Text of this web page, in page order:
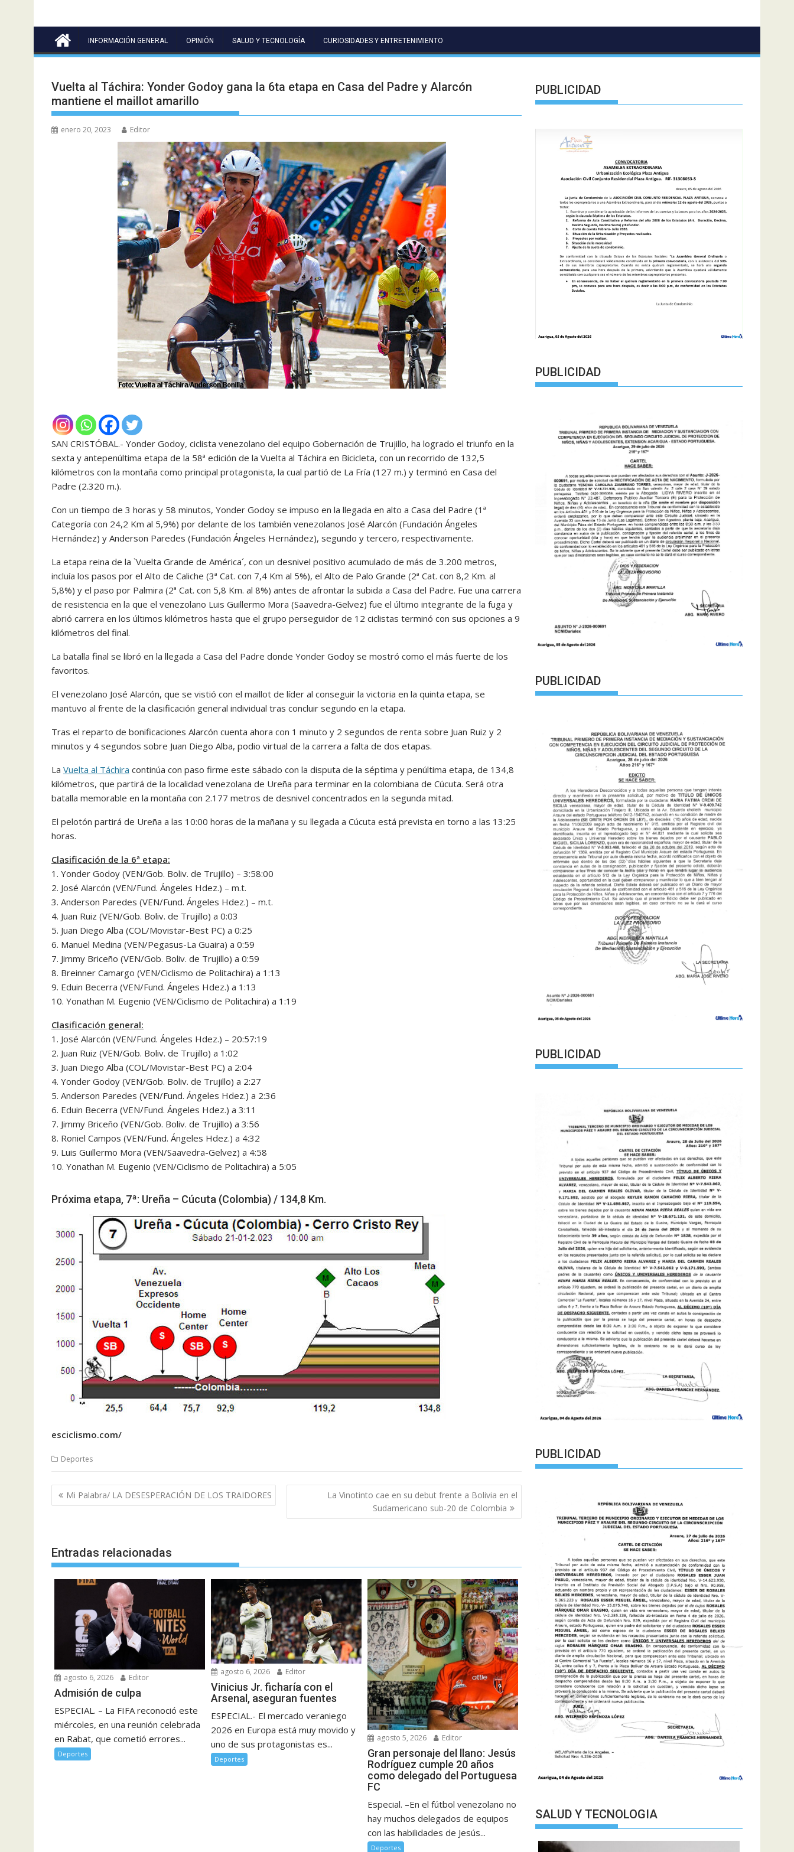
INFORMACIÓN GENERAL OPINIÓN SALUD Y TECNOLOGÍA CURIOSIDADES Y ENTRETENIMIENTO
Vuelta al Táchira: Yonder Godoy gana la 6ta etapa en Casa del Padre y Alarcón
mantiene el maillot amarillo
enero 20, 2023 Editor
SAN CRISTÓBAL.- Yonder Godoy, ciclista venezolano del equipo Gobernación de Trujillo, ha logrado el triunfo en la
sexta y antepenúltima etapa de la 58ª edición de la Vuelta al Táchira en Bicicleta, con un recorrido de 132,5
kilómetros con la montaña como principal protagonista, la cual partió de La Fría (127 m.) y terminó en Casa del
Padre (2.320 m.).
Con un tiempo de 3 horas y 58 minutos, Yonder Godoy se impuso en la llegada en alto a Casa del Padre (1ª
Categoría con 24,2 Km al 5,9%) por delante de los también venezolanos José Alarcón (Fundación Ángeles
Hernández) y Anderson Paredes (Fundación Ángeles Hernández), segundo y tercero, respectivamente.
La etapa reina de la `Vuelta Grande de América´, con un desnivel positivo acumulado de más de 3.200 metros,
incluía los pasos por el Alto de Caliche (3ª Cat. con 7,4 Km al 5%), el Alto de Palo Grande (2ª Cat. con 8,2 Km. al
5,8%) y el paso por Palmira (2ª Cat. con 5,8 Km. al 8%) antes de afrontar la subida a Casa del Padre. Fue una carrera
de resistencia en la que el venezolano Luis Guillermo Mora (Saavedra-Gelvez) fue el último integrante de la fuga y
abrió carrera en los últimos kilómetros hasta que el grupo perseguidor de 12 ciclistas terminó con sus opciones a 9
kilómetros del final.
La batalla final se libró en la llegada a Casa del Padre donde Yonder Godoy se mostró como el más fuerte de los
favoritos.
El venezolano José Alarcón, que se vistió con el maillot de líder al conseguir la victoria en la quinta etapa, se
mantuvo al frente de la clasificación general individual tras concluir segundo en la etapa.
Tras el reparto de bonificaciones Alarcón cuenta ahora con 1 minuto y 2 segundos de renta sobre Juan Ruiz y 2
minutos y 4 segundos sobre Juan Diego Alba, podio virtual de la carrera a falta de dos etapas.
La Vuelta al Táchira continúa con paso firme este sábado con la disputa de la séptima y penúltima etapa, de 134,8
kilómetros, que partirá de la localidad venezolana de Ureña para terminar en la colombiana de Cúcuta. Será otra
batalla memorable en la montaña con 2.177 metros de desnivel concentrados en la segunda mitad.
El pelotón partirá de Ureña a las 10:00 horas de la mañana y su llegada a Cúcuta está prevista en torno a las 13:25
horas.
Clasificación de la 6ª etapa:
1. Yonder Godoy (VEN/Gob. Boliv. de Trujillo) – 3:58:00
2. José Alarcón (VEN/Fund. Ángeles Hdez.) – m.t.
3. Anderson Paredes (VEN/Fund. Ángeles Hdez.) – m.t.
4. Juan Ruiz (VEN/Gob. Boliv. de Trujillo) a 0:03
5. Juan Diego Alba (COL/Movistar-Best PC) a 0:25
6. Manuel Medina (VEN/Pegasus-La Guaira) a 0:59
7. Jimmy Briceño (VEN/Gob. Boliv. de Trujillo) a 0:59
8. Breinner Camargo (VEN/Ciclismo de Politachira) a 1:13
9. Eduin Becerra (VEN/Fund. Ángeles Hdez.) a 1:13
10. Yonathan M. Eugenio (VEN/Ciclismo de Politachira) a 1:19
Clasificación general:
1. José Alarcón (VEN/Fund. Ángeles Hdez.) – 20:57:19
2. Juan Ruiz (VEN/Gob. Boliv. de Trujillo) a 1:02
3. Juan Diego Alba (COL/Movistar-Best PC) a 2:04
4. Yonder Godoy (VEN/Gob. Boliv. de Trujillo) a 2:27
5. Anderson Paredes (VEN/Fund. Ángeles Hdez.) a 2:36
6. Eduin Becerra (VEN/Fund. Ángeles Hdez.) a 3:11
7. Jimmy Briceño (VEN/Gob. Boliv. de Trujillo) a 3:56
8. Roniel Campos (VEN/Fund. Ángeles Hdez.) a 4:32
9. Luis Guillermo Mora (VEN/Saavedra-Gelvez) a 4:58
10. Yonathan M. Eugenio (VEN/Ciclismo de Politachira) a 5:05
Próxima etapa, 7ª: Ureña – Cúcuta (Colombia) / 134,8 Km.
esciclismo.com/
Deportes
Navegación
de
Mi Palabra/ LA DESESPERACIÓN DE LOS TRAIDORES
La Vinotinto cae en su debut frente a Bolivia en el
Sudamericano sub-20 de Colombia
Entradas relacionadas
agosto 6, 2026 Editor
Admisión de culpa
ESPECIAL. – La FIFA reconoció este
miércoles, en una reunión celebrada
en Rabat, que cometió errores...
Deportes
agosto 6, 2026 Editor
Vinicius Jr. ficharía con el
Arsenal, aseguran fuentes
ESPECIAL.- El mercado veraniego
2026 en Europa está muy movido y
uno de sus protagonistas es...
Deportes
agosto 5, 2026 Editor
Gran personaje del llano: Jesús
Rodríguez cumple 20 años
como delegado del Portuguesa
FC
Especial. –En el fútbol venezolano no
hay muchos delegados de equipos
con las habilidades de Jesús...
Deportes
PUBLICIDAD
PUBLICIDAD
PUBLICIDAD
PUBLICIDAD
PUBLICIDAD
SALUD Y TECNOLOGIA